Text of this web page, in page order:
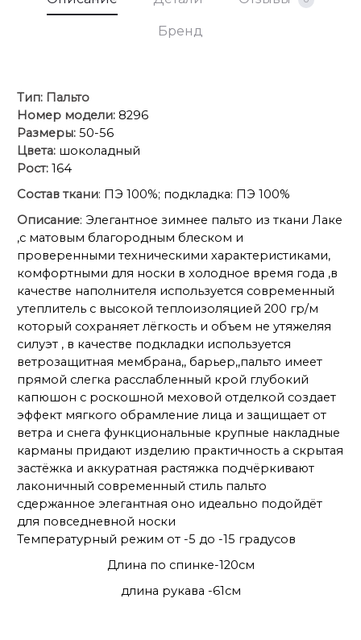
Бренд
Тип: Пальто
Номер модели: 8296
Размеры: 50-56
Цвета: шоколадный
Рост: 164
Состав ткани: ПЭ 100%; подкладка: ПЭ 100%
Описание: Элегантное зимнее пальто из ткани Лаке
,с матовым благородным блеском и
проверенными техническими характеристиками,
комфортными для носки в холодное время года ,в
качестве наполнителя используется современный
утеплитель с высокой теплоизоляцией 200 гр/м
который сохраняет лёгкость и объем не утяжеляя
силуэт , в качестве подкладки используется
ветрозащитная мембрана,, барьер,,пальто имеет
прямой слегка расслабленный крой глубокий
капюшон с роскошной меховой отделкой создает
эффект мягкого обрамление лица и защищает от
ветра и снега функциональные крупные накладные
карманы придают изделию практичность а скрытая
застёжка и аккуратная растяжка подчёркивают
лаконичный современный стиль пальто
сдержанное элегантная оно идеально подойдёт
для повседневной носки
Температурный режим от -5 до -15 градусов
Длина по спинке-120см
длина рукава -61см